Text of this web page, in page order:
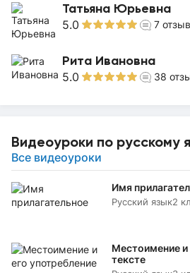
Татьяна Юрьевна
5.0 7
Рита Ивановна
5.0 38
Видеоуроки по русскому
Все видеоуроки
Имя
Русский язык2
Местоимение и
тексте